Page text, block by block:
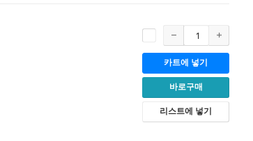
카트에 넣기
바로구매
리스트에 넣기